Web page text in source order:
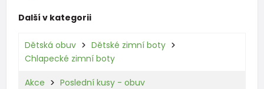
Další v kategorii
Dětská obuv
Dětské zimní boty
Chlapecké zimní boty
Akce Poslední kusy - obuv